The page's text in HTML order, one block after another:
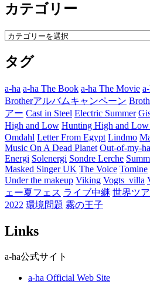
カ
イ
ブ
カテゴリー
カ
ゴ
リ
ー
タグ
a-ha a-ha The Book a-ha The Movie
Brotherアルバムキャンペーン
アー Cast in Steel Electric Summer
High and Low Hunting High and
Omdahl Letter From Egypt Lindmo
Music On A Dead Planet Out-of-my-
Energi Solenergi Sondre Lerche
Masked Singer UK The Voice Tomine
Under the makeup Viking Vogts_villa
ェー夏フェス ライブ中継 世界ツ
2022 環境問題 霧の王子
Links
a-ha公式サイト
a-ha Official Web Site